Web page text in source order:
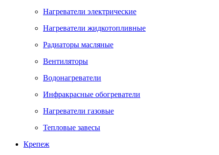
Нагреватели электрические
Нагреватели жидкотопливные
Радиаторы масляные
Вентиляторы
Водонагреватели
Инфракрасные обогреватели
Нагреватели газовые
Тепловые завесы
Крепеж